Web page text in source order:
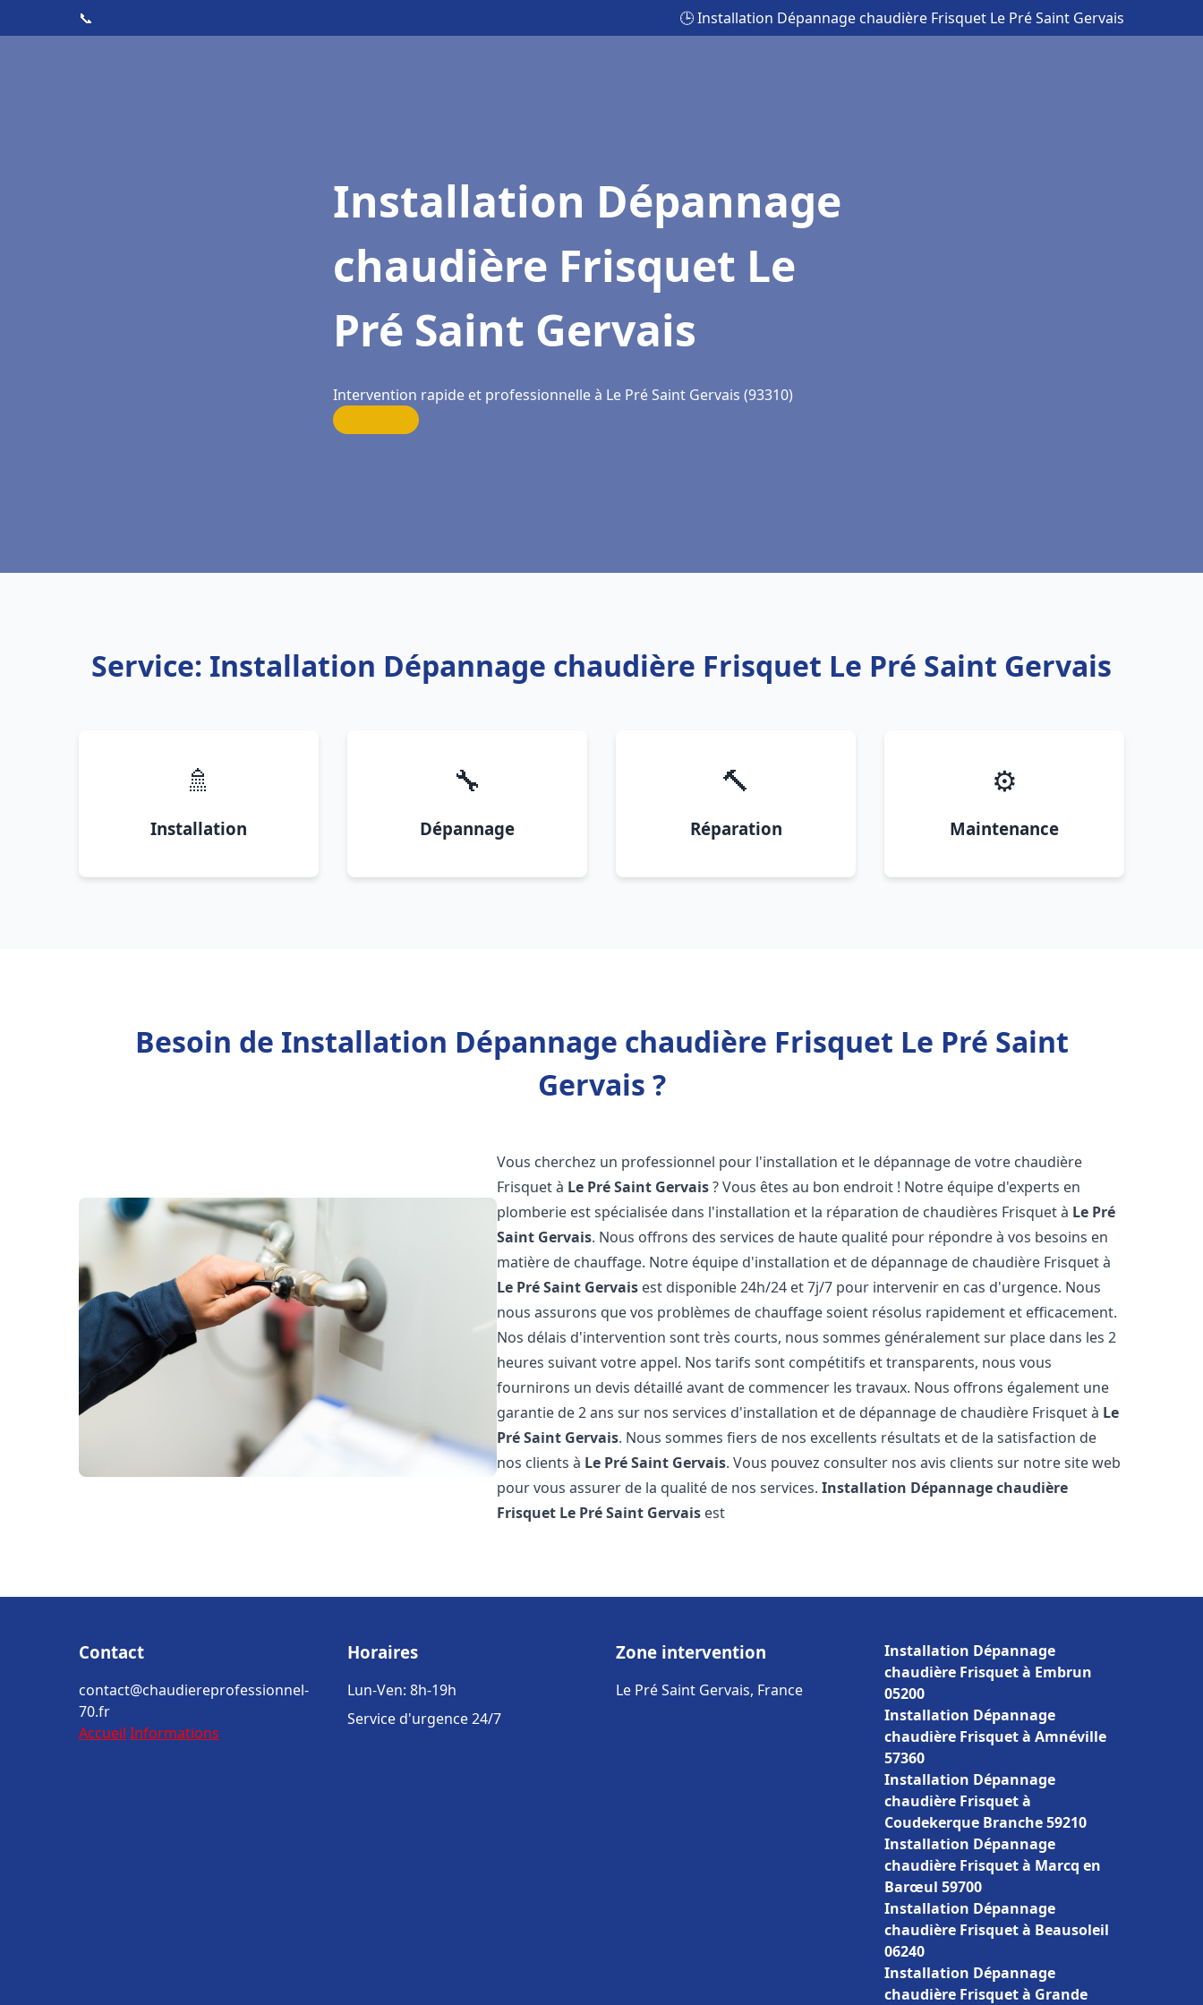
📞 🕒 Installation Dépannage chaudière Frisquet Le Pré Saint Gervais
Installation Dépannage
chaudière Frisquet Le
Pré Saint Gervais
Intervention rapide et professionnelle à Le Pré Saint Gervais (93310)
Service: Installation Dépannage chaudière Frisquet Le Pré Saint Gervais
🚿
Installation
🔧
Dépannage
🔨
Réparation
⚙️
Maintenance
Besoin de Installation Dépannage chaudière Frisquet Le Pré Saint
Gervais ?
Vous cherchez un professionnel pour l'installation et le dépannage de votre chaudière
Frisquet à Le Pré Saint Gervais? Vous êtes au bon endroit ! Notre équipe d'experts en
plomberie est spécialisée dans l'installation et la réparation de chaudières Frisquet à Le Pré
Saint Gervais. Nous offrons des services de haute qualité pour répondre à vos besoins en
matière de chauffage. Notre équipe d'installation et de dépannage de chaudière Frisquet à
Le Pré Saint Gervais est disponible 24h/24 et 7j/7 pour intervenir en cas d'urgence. Nous
nous assurons que vos problèmes de chauffage soient résolus rapidement et efficacement.
Nos délais d'intervention sont très courts, nous sommes généralement sur place dans les 2
heures suivant votre appel. Nos tarifs sont compétitifs et transparents, nous vous
fournirons un devis détaillé avant de commencer les travaux. Nous offrons également une
garantie de 2 ans sur nos services d'installation et de dépannage de chaudière Frisquet à Le
Pré Saint Gervais. Nous sommes fiers de nos excellents résultats et de la satisfaction de
nos clients à Le Pré Saint Gervais. Vous pouvez consulter nos avis clients sur notre site web
pour vous assurer de la qualité de nos services.Installation Dépannage chaudière
Frisquet Le Pré Saint Gervais est
Contact
contact@chaudiereprofessionnel-
70.fr
Accueil Informations
Horaires
Lun-Ven: 8h-19h
Service d'urgence 24/7
Zone intervention
Le Pré Saint Gervais, France
Installation Dépannage
chaudière Frisquet à Embrun
05200
Installation Dépannage
chaudière Frisquet à Amnéville
57360
Installation Dépannage
chaudière Frisquet à
Coudekerque Branche 59210
Installation Dépannage
chaudière Frisquet à Marcq en
Barœul 59700
Installation Dépannage
chaudière Frisquet à Beausoleil
06240
Installation Dépannage
chaudière Frisquet à Grande